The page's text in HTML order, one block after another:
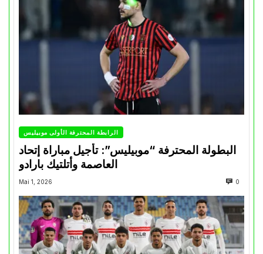
الرابطة المحترفة الأولى موبيليس
البطولة المحترفة “موبيليس”: تأجيل مباراة إتحاد
العاصمة وأتلتيك بارادو
Mai 1, 2026 0